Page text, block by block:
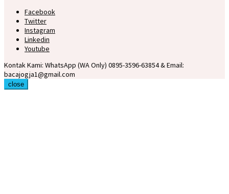
Facebook
Twitter
Instagram
Linkedin
Youtube
Kontak Kami: WhatsApp (WA Only) 0895-3596-63854 & Email:
bacajogja1@gmail.com
close